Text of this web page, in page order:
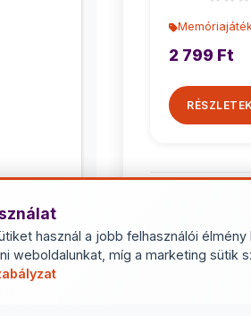
használ a jobb felhasználói
weboldalunkat, míg a marketing sütik
2 799 Ft
RÉSZLETEK